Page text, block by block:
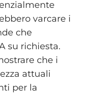
varcare i
che
su richiesta.
che i
attuali
per la